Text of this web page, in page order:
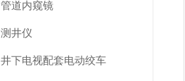
管道内窥镜
测井仪
井下电视配套电动绞车